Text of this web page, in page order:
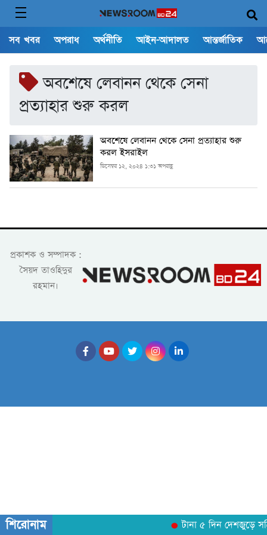
সব খবর অপরাধ অর্থনীতি আইন-আদালত আন্তর্জাতিক
অবশেষে লেবানন থেকে সেনা
প্রত্যাহার শুরু করল
অবশেষে লেবানন থেকে সেনা প্রত্যাহার শুরু
করল ইসরাইল
ডিসেম্বর ১২, ২০২৪ ১:৩১ অপরাহ্ণ
প্রকাশক ও সম্পাদক :
সৈয়দ তাওহিদুর
রহমান।
শিরোনাম টানা ৫ দিন দেশজুড়ে